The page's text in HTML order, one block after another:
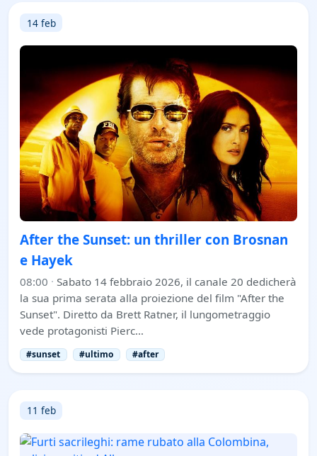
14 feb
After the Sunset: un thriller con Brosnan
e Hayek
08:00 · Sabato 14 febbraio 2026, il canale 20 dedicherà
la sua prima serata alla proiezione del film "After the
Sunset". Diretto da Brett Ratner, il lungometraggio
vede protagonisti Pierc…
#sunset #ultimo #after
11 feb